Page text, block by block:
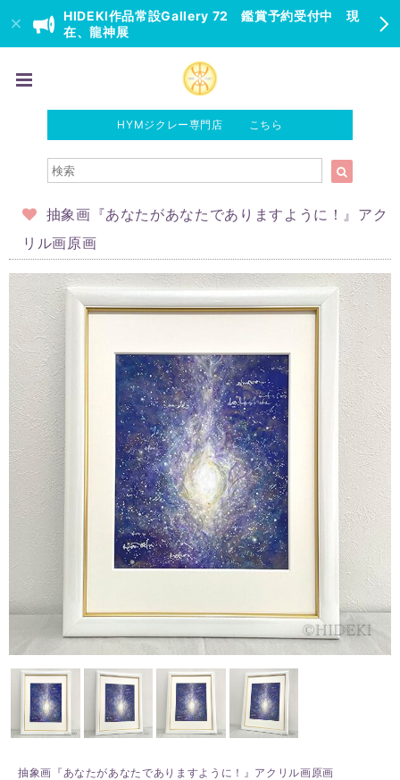
HIDEKI作品常設Gallery 72 鑑賞予約受付中 現
在、龍神展
HYMジクレー専門店 こちら
抽象画『あなたがあなたでありますように！』アク
リル画原画
抽象画『あなたがあなたでありますように！』アクリル画原画